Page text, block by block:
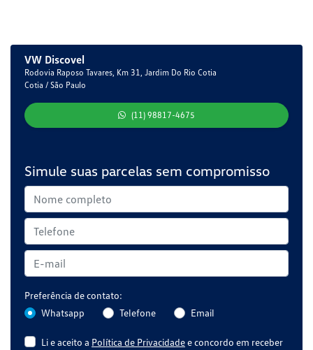
VW Discovel
Rodovia Raposo Tavares, Km 31, Jardim Do Rio Cotia
Cotia / São Paulo
(11) 98817-4675
Simule suas parcelas sem compromisso
Preferência de contato:
Whatsapp
Telefone Email
Li e aceito a Política de Privacidadee concordo em receber